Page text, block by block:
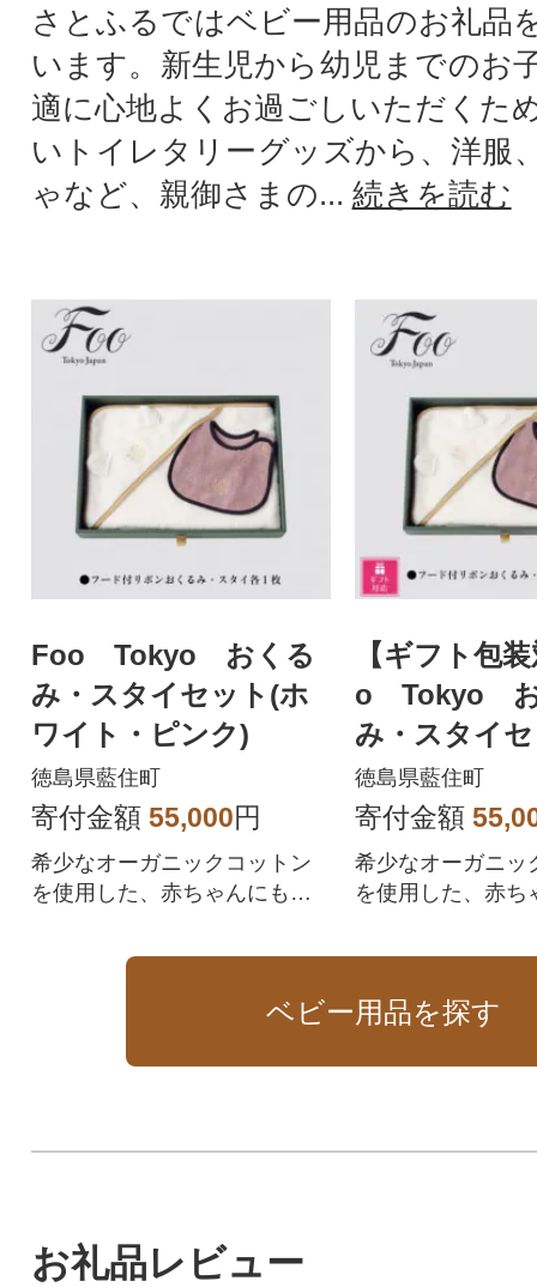
さとふるではベビー用品のお礼品
います。新生児から幼児までのお
適に心地よくお過ごしいただくた
いトイレタリーグッズから、洋服
ゃなど、親御さまの... 続きを読む
Foo Tokyo おくる
み・スタイセット(ホ
ワイト・ピンク)
徳島県藍住町
寄付金額 55,000円
希少なオーガニックコットン
を使用した、赤ちゃんにも優
セットです
【ギフト包
o Tokyo
み・スタイ
ワイト・ピ
徳島県藍住町
寄付金額
希少なオーガニッ
を使用した、赤ち
セットです
ベビー用品を探す
お礼品レビュー